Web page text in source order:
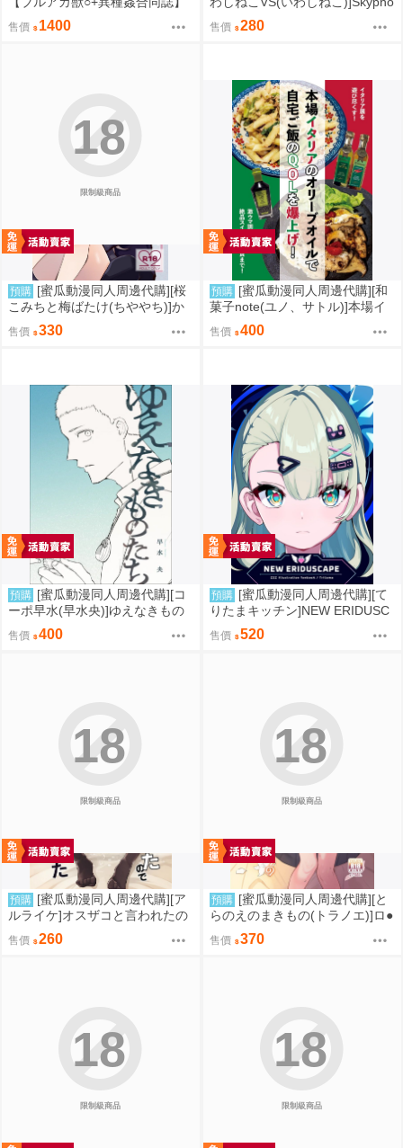
Sow do on me! vol.3 蔚藍檔案
同人誌040031332357
售價 1400
ne Speaker(學園偶像大師)(同人
誌)
售價 280
限制級商品
18
預購 [蜜瓜動漫同人周邊代購][桜
こみちと梅ばたけ(ちややち)]か
わいいふたりがいちゃあま×××し
てるだけのはなし(同人誌)
售價 330
預購 [蜜瓜動漫同人周邊代購][和
菓子note(ユノ、サトル)]本場イ
タリアのオリーブオイルで自宅
ご飯のQOLを爆上げ!(同人誌)
售價 400
預購 [蜜瓜動漫同人周邊代購][コ
ーポ早水(早水央)]ゆえなきもの
たち(同人誌)
售價 400
預購 [蜜瓜動漫同人周邊代購][て
りたまキッチン]NEW ERIDUSC
APE(絕區零)(同人誌)
售價 520
限制級商品
18
預購 [蜜瓜動漫同人周邊代購][ア
ルライケ]オスザコと言われたの
で俺の本気でわからせてみた(同
人誌)
售價 260
限制級商品
18
預購 [蜜瓜動漫同人周邊代購][と
らのえのまきもの(トラノエ)]ロ●
巨乳お嬢様藤宮あいりの華麗な
るおねだり(同人誌)
售價 370
限制級商品
18
限制級商品
18